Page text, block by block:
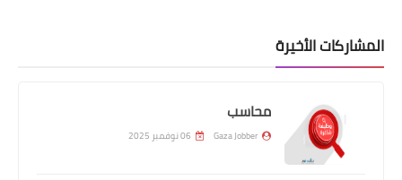
المشاركات الأخيرة
محاسب
Gaza Jobber 06 نوفمبر 2025